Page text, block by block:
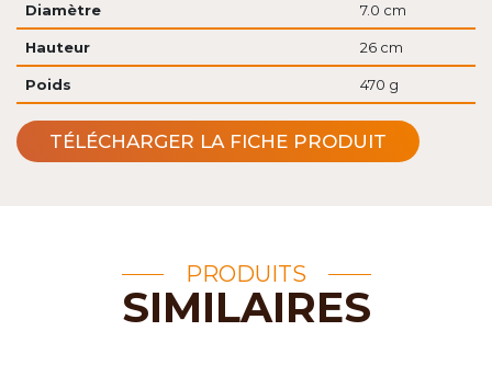
Diamètre 7.0 cm
Hauteur 26 cm
Poids 470 g
TÉLÉCHARGER LA FICHE PRODUIT
PRODUITS
SIMILAIRES